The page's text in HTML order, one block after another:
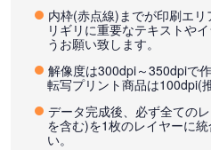
内枠(赤点線)までが印刷エ
リギリに重要なテキストや
うお願い致します。
解像度は300dpi～350dpiで
転写プリント商品は100dpi(
データ完成後、必ず全ての
を含む)を1枚のレイヤーに
い。